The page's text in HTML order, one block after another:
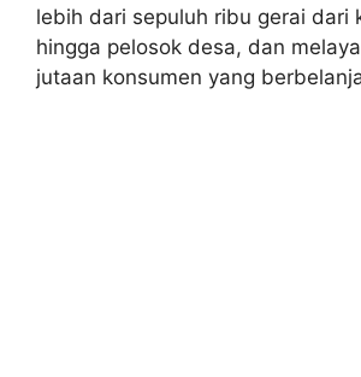
lebih dari sepuluh ribu gerai dari
hingga pelosok desa, dan
jutaan konsumen yang